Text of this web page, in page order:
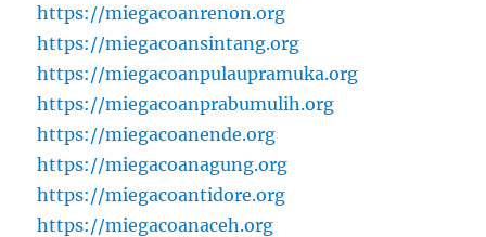
https://miegacoanrenon.org
https://miegacoansintang.org
https://miegacoanpulaupramuka.org
https://miegacoanprabumulih.org
https://miegacoanende.org
https://miegacoanagung.org
https://miegacoantidore.org
https://miegacoanaceh.org